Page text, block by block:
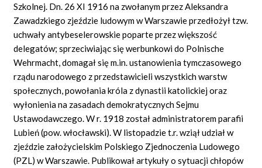
Szkolnej. Dn. 26 XI 1916 na zwołanym przez Aleksandra
Zawadzkiego zjeździe ludowym w Warszawie przedłożył tzw.
uchwały antybeselerowskie poparte przez większość
delegatów; sprzeciwiając się werbunkowi do Polnische
Wehrmacht, domagał się m.in. ustanowienia tymczasowego
rządu narodowego z przedstawicieli wszystkich warstw
społecznych, powołania króla z dynastii katolickiej oraz
wyłonienia na zasadach demokratycznych Sejmu
Ustawodawczego. W r. 1918 został administratorem parafii
Lubień (pow. włocławski). W listopadzie t.r. wziął udział w
zjeździe założycielskim Polskiego Zjednoczenia Ludowego
(PZL) w Warszawie. Publikował artykuły o sytuacji chłopów